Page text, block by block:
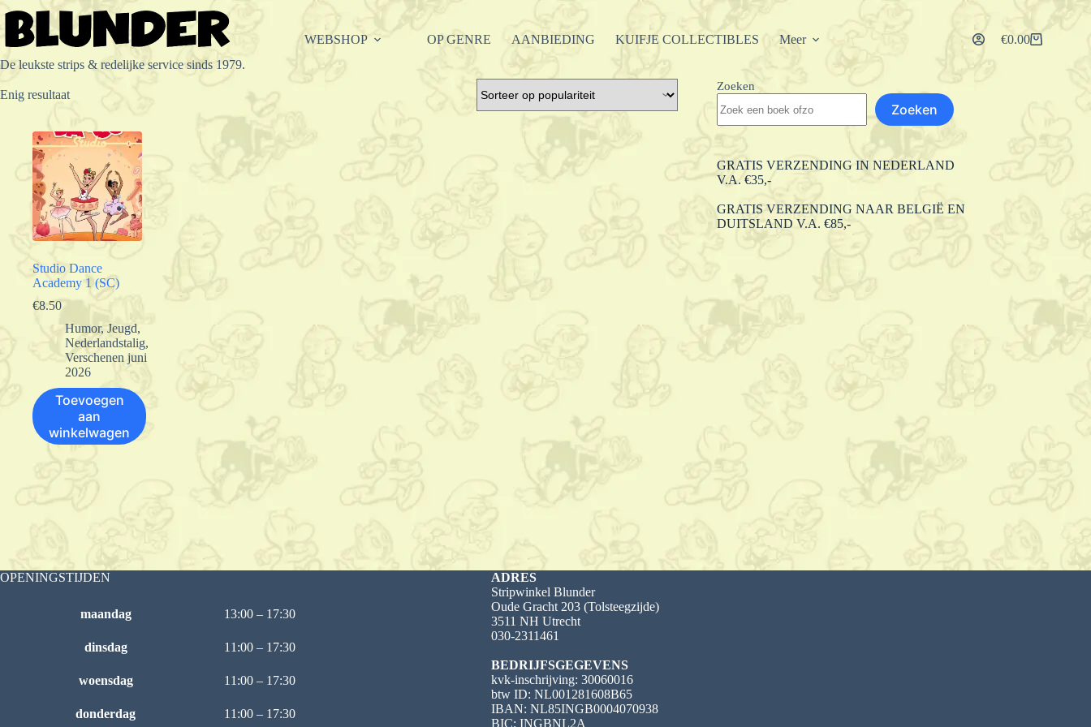
Ga
naar
inhoud
De leukste strips & redelijke service sinds 1979.
WEBSHOP OP GENRE AANBIEDING KUIFJE COLLECTIBLES Meer Winkelwagen
€0.00
Enig resultaat
Studio Dance
Academy 1 (SC)
€8.50
Humor, Jeugd,
Nederlandstalig,
Verschenen juni
2026
Toevoegen
aan
winkelwagen
Zoeken
Zoeken
GRATIS VERZENDING IN NEDERLAND
V.A. €35,-
GRATIS VERZENDING NAAR BELGIË EN
DUITSLAND V.A. €85,-
OPENINGSTIJDEN
maandag 13:00 – 17:30
dinsdag 11:00 – 17:30
woensdag 11:00 – 17:30
donderdag 11:00 – 17:30
ADRES
Stripwinkel Blunder
Oude Gracht 203 (Tolsteegzijde)
3511 NH Utrecht
030-2311461
BEDRIJFSGEGEVENS
kvk-inschrijving: 30060016
btw ID: NL001281608B65
IBAN: NL85INGB0004070938
BIC: INGBNL2A